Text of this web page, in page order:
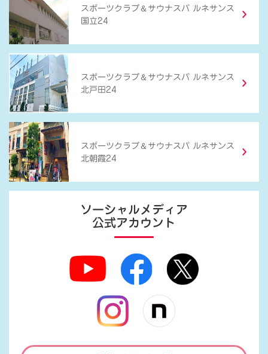
スポーツクラブ ＆ サウナスパ ルネサンス
国立24
スポーツクラブ ＆ サウナスパ ルネサンス
北戸田24
スポーツクラブ ＆ サウナスパ ルネサンス
北朝霞24
ソーシャルメディア
公式アカウント